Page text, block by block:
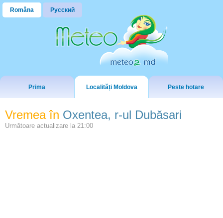
Româna Русский
Prima Localități Moldova Peste hotare
Vremea în Oxentea, r-ul Dubăsari
Următoare actualizare la 21:00